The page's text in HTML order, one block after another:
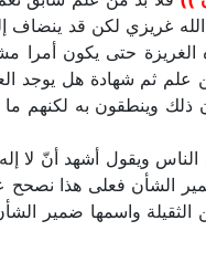
غريزي لكن قد ينضاف
الغريزة حتى يكون أمرا
علم ثم شهادة هل يوجد
ذلك وينطقون به لكنهم ما
ويقول أشهد أنّ لا إله
الشأن فعلى هذا نصحح
واسمها ضمير